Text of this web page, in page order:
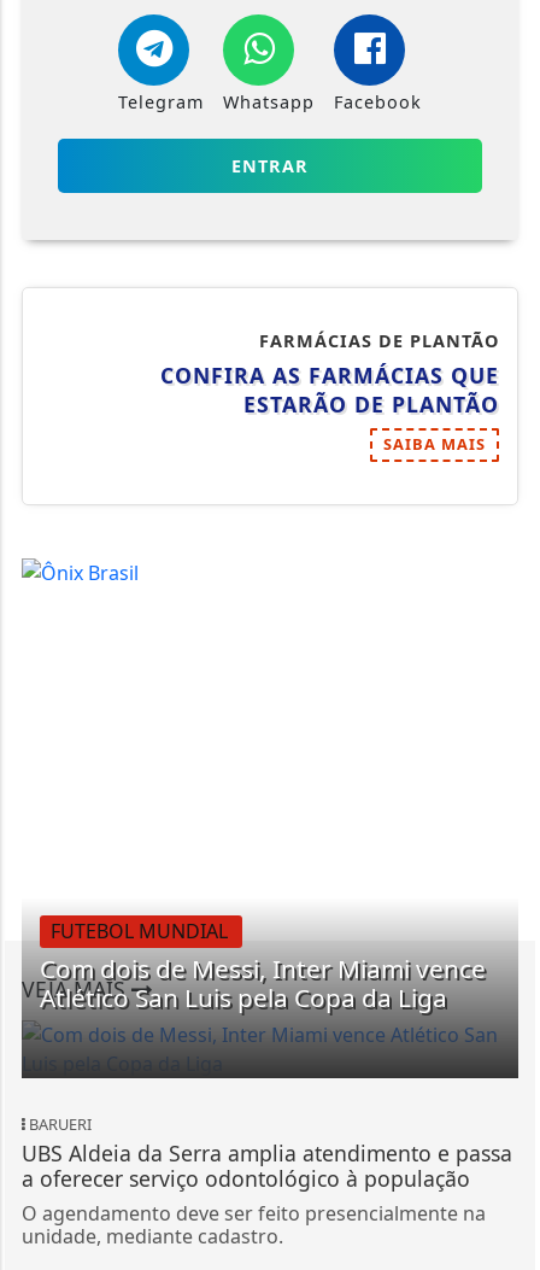
Telegram Whatsapp Facebook
ENTRAR
FARMÁCIAS DE PLANTÃO
CONFIRA AS FARMÁCIAS QUE
ESTARÃO DE PLANTÃO
SAIBA MAIS
VEJA MAIS
FUTEBOL MUNDIAL
Com dois de Messi, Inter Miami vence
Atlético San Luis pela Copa da Liga
BARUERI
UBS Aldeia da Serra amplia atendimento e passa
a oferecer serviço odontológico à população
O agendamento deve ser feito presencialmente na
unidade, mediante cadastro.